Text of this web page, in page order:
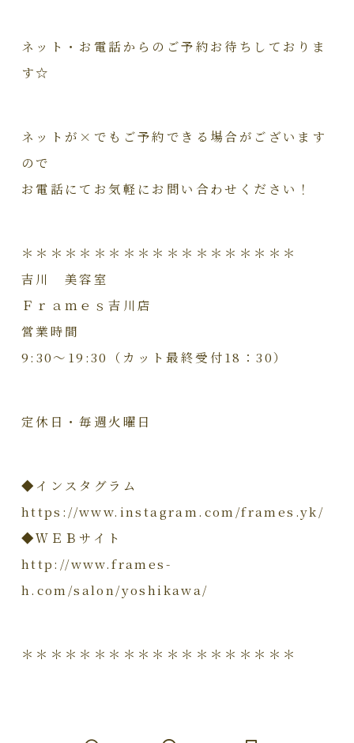
ネット・お電話からのご予約お待ちしておりま
す☆
ネットが×でもご予約できる場合がございます
ので
お電話にてお気軽にお問い合わせください！
＊＊＊＊＊＊＊＊＊＊＊＊＊＊＊＊＊＊＊
吉川 美容室
Ｆｒａｍｅｓ吉川店
営業時間
9:30～19:30（カット最終受付18：30）
定休日・毎週火曜日
◆インスタグラム
https://www.instagram.com/frames.yk/
◆ＷＥＢサイト
http://www.frames-
h.com/salon/yoshikawa/
＊＊＊＊＊＊＊＊＊＊＊＊＊＊＊＊＊＊＊